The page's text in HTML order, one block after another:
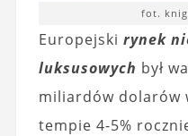
fot.
Europejski rynek
luksusowych był
miliardów dolarów
tempie 4-5%